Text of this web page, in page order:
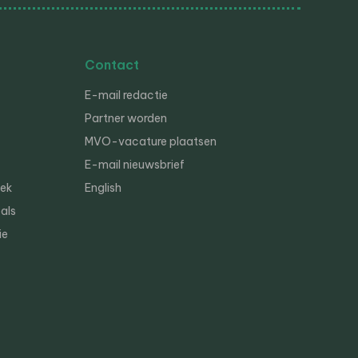
Contact
E-mail redactie
Partner worden
MVO-vacature plaatsen
E-mail nieuwsbrief
English